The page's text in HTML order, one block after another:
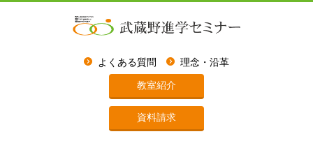
よくある質問 理念・沿革
教室紹介
資料請求